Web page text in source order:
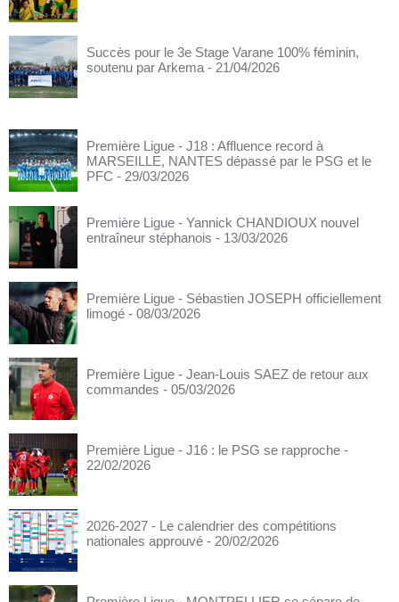
Succès pour le 3e Stage Varane 100% féminin,
soutenu par Arkema - 21/04/2026
Première Ligue - J18 : Affluence record à
MARSEILLE, NANTES dépassé par le PSG et le
PFC - 29/03/2026
Première Ligue - Yannick CHANDIOUX nouvel
entraîneur stéphanois - 13/03/2026
Première Ligue - Sébastien JOSEPH officiellement
limogé - 08/03/2026
Première Ligue - Jean-Louis SAEZ de retour aux
commandes - 05/03/2026
Première Ligue - J16 : le PSG se rapproche -
22/02/2026
2026-2027 - Le calendrier des compétitions
nationales approuvé - 20/02/2026